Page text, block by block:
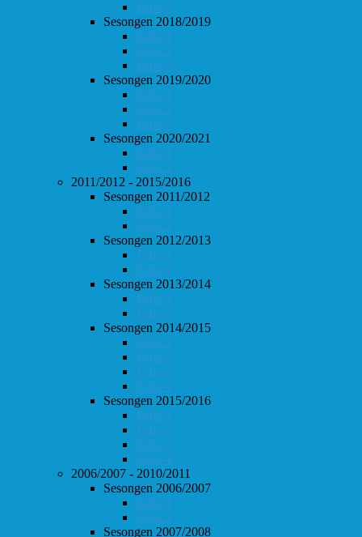
Follo 3
Sesongen 2018/2019
Follo 1
Follo 2
Follo 3
Sesongen 2019/2020
Follo 1
Follo 2
Follo 3
Sesongen 2020/2021
Follo 1
Follo 2
2011/2012 - 2015/2016
Sesongen 2011/2012
Follo 1
Follo 2
Sesongen 2012/2013
Follo 1
Follo 2
Sesongen 2013/2014
Follo 1
Follo 2
Sesongen 2014/2015
Follo 1
Follo 2
Follo 3
Follo 4
Sesongen 2015/2016
Follo 1
Follo 2
Follo 3
Follo 4
2006/2007 - 2010/2011
Sesongen 2006/2007
Follo 1
Follo 2
Sesongen 2007/2008